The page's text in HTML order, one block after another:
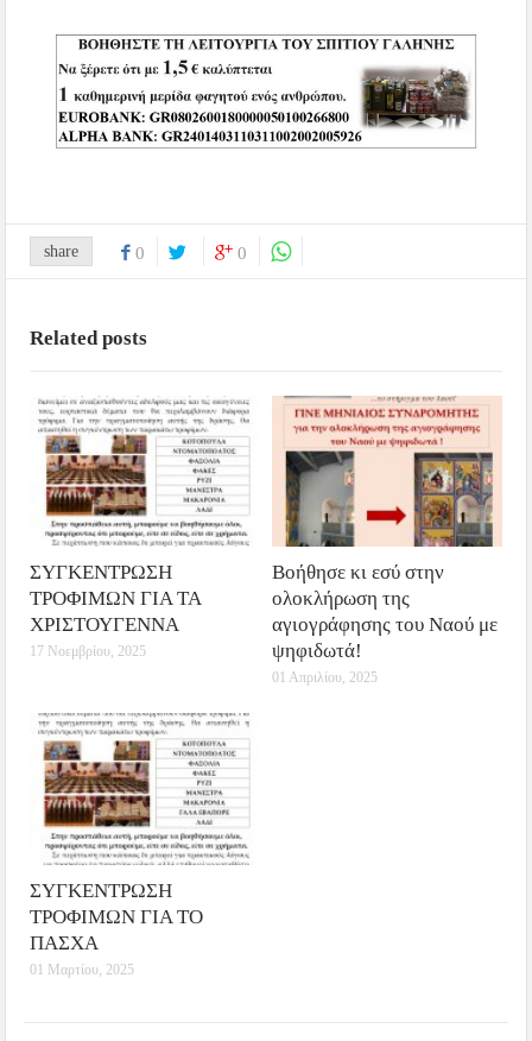
share 0 0
Related posts
ΣΥΓΚΕΝΤΡΩΣΗ
ΤΡΟΦΙΜΩΝ ΓΙΑ ΤΑ
ΧΡΙΣΤΟΥΓΕΝΝΑ
17 Νοεμβρίου, 2025
Βοήθησε κι εσύ στην
ολοκλήρωση της
αγιογράφησης του Ναού με
ψηφιδωτά!
01 Απριλίου, 2025
ΣΥΓΚΕΝΤΡΩΣΗ
ΤΡΟΦΙΜΩΝ ΓΙΑ ΤΟ
ΠΑΣΧΑ
01 Μαρτίου, 2025